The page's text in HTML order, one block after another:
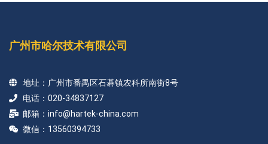
广州市哈尔技术有限公司
地址：广州市番禺区石碁镇农科所南街8号
电话：020-34837127
邮箱：info@hartek-china.com
微信：13560394733